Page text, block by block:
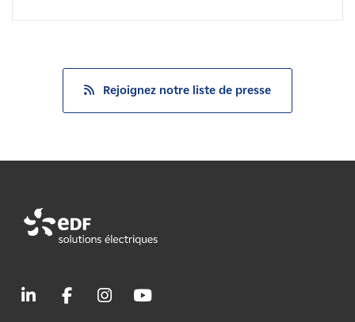
Rejoignez notre liste de presse